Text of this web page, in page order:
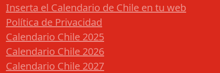
Inserta el Calendario de Chile en tu web
Política de Privacidad
Calendario Chile 2025
Calendario Chile 2026
Calendario Chile 2027